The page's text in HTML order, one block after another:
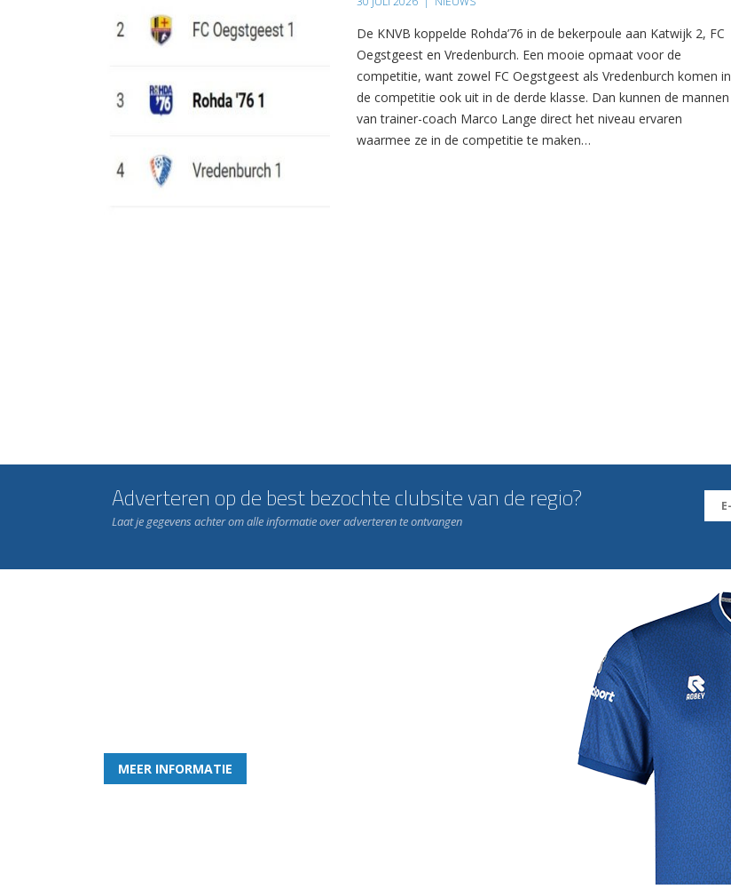
De KNVB koppelde Rohda’76 in de bekerpoule aan Katwijk 2, FC
Oegstgeest en Vredenburch. Een mooie opmaat voor de
competitie, want zowel FC Oegstgeest als Vredenburch komen in
de competitie ook uit in de derde klasse. Dan kunnen de mannen
van trainer-coach Marco Lange direct het niveau ervaren
waarmee ze in de competitie te maken…
Adverteren op de best bezochte clubsite van de regio?
Laat je gegevens achter om alle informatie over adverteren te ontvangen
MEER INFORMATIE